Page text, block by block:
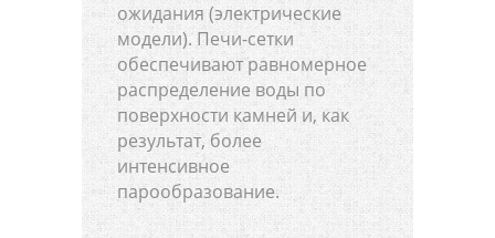
ожидания (электрические
модели). Печи-сетки
обеспечивают равномерное
распределение воды по
поверхности камней и, как
результат, более
интенсивное
парообразование.